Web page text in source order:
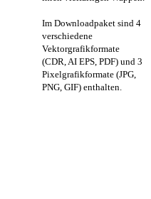
Im Downloadpaket sind 4
verschiedene
Vektorgrafikformate
(CDR, AI EPS, PDF) und 3
Pixelgrafikformate (JPG,
PNG, GIF) enthalten.